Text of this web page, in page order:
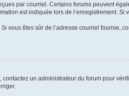
par courriel. Certains forums peuvent
est indiquée lors de l’enregistrement. Si
vous êtes sûr de l’adresse courriel fournie,
un administrateur du forum pour